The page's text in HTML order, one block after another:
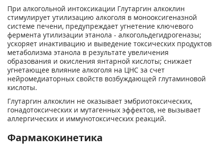
При алкогольной интоксикации Глутаргин алкоклин
стимулирует утилизацию алкоголя в монооксигеназной
системе печени, предупреждает угнетение ключевого
фермента утилизации этанола - алкогольдегидрогеназы;
ускоряет инактивацию и выведение токсических продуктов
метаболизма этанола в результате увеличения
образования и окисления янтарной кислоты; снижает
угнетающее влияние алкоголя на ЦНС за счет
нейромедиаторных свойств возбуждающей глутаминовой
кислоты.
Глутаргин алкоклин не оказывает эмбриотоксических,
гонадотоксических и мутагенных эффектов, не вызывает
аллергических и иммунотоксических реакций.
Фармакокинетика